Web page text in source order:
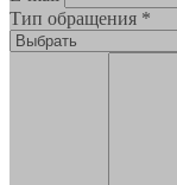
Тип обращения *